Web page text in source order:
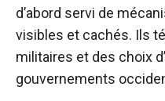
d’abord servi de
visibles et cachés. Ils
militaires et des choix
gouvernements